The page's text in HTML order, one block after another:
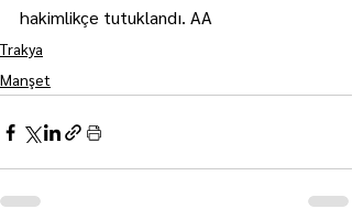
hakimlikçe tutuklandı. AA
Trakya
Manşet